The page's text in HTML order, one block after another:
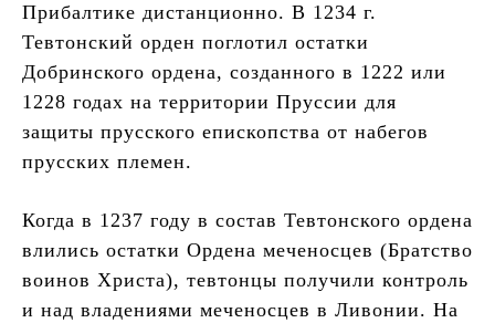
Прибалтике дистанционно. В 1234 г.
Тевтонский орден поглотил остатки
Добринского ордена, созданного в 1222 или
1228 годах на территории Пруссии для
защиты прусского епископства от набегов
прусских племен.
Когда в 1237 году в состав Тевтонского ордена
влились остатки Ордена меченосцев (Братство
воинов Христа), тевтонцы получили контроль
и над владениями меченосцев в Ливонии. На